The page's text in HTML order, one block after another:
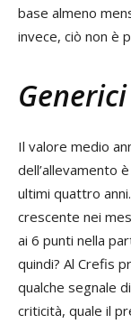
base almeno
invece, ciò non è
Il valore medio
dell’allevamento
ultimi quattro
crescente nei
ai 6 punti nella
quindi? Al Crefis
qualche segnale
criticità, quale il